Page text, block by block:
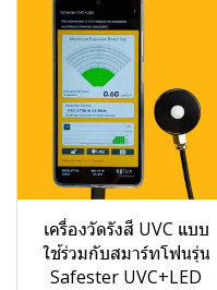
เครื่องวัดรังสี UVC แบบ
ใช้ร่วมกับสมาร์ทโฟนรุ่น
Safester UVC+LED